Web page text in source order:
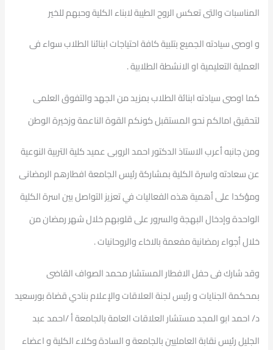
المناسبات والتى تعكس الروح الطيبة لابناء الكلية وحبهم للخير
و اوصى سيادته الجميع بتلبية كافة احتياجات ابنائنا الطلاب سواء فى
العملية التعليمية او الانشطة الطلابية .
كما اوصى سيادته ابنائة الطلاب بمزيد من الجهد والتفوق العلمى
لتحقيق امالكم نحو المستقبل كونكم القوة الناعمة وزخيرة الوطن
ومن جانبه أعرب الاستاذ الدكتور احمد الروبى عميد كلية التربية النوعية
عن سعادته واسرة الكلية بمشاركة رئيس الجامعة افطارهم الرمضانى
ومؤكدا على أهمية هذه الفعاليات في تعزيز التواصل بين اسرة الكلية
الواحدة وإدخال البهجة والسرور على قلوبهم خلال شهر رمضان من
خلال أجواء رمضانية مفعمة بالاخاء والروحانيات .
وقد شارك فى حفل الافطار المستشار محمد الصواف القاضى
بمحكمة الجنايات و رئيس لجنة العلاقات والإعلام بنادي قضاة بورسعيد
د/ احمد ابو المجد مستشار العلاقات العامة بالجامعة أ /احمد عبد
الجليل رئيس نقابة العامليين بالجامعة و السادة وكلاء الكلية و اعضاء